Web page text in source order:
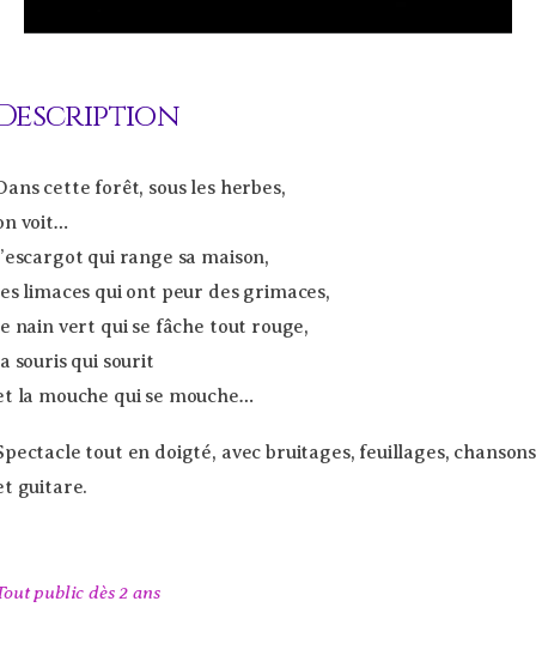
cette forêt, sous les herbes,
voit…
qui range sa maison,
limaces qui ont peur des grimaces,
nain vert qui se fâche tout rouge,
souris qui sourit
la mouche qui se mouche…
tout en doigté, avec bruitages, feuillages, chansons
guitare.
public dès 2 ans